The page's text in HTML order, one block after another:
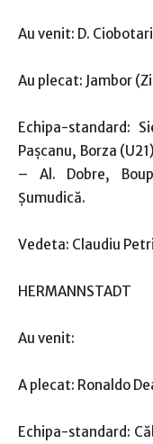
Au venit: D.
Au plecat: Jambor
Echipa-standard:
Paşcanu, Borza
– Al. Dobre,
Şumudică.
Vedeta: Claudiu
HERMANNSTADT
Au venit:
A plecat: Ronaldo
Echipa-standard: